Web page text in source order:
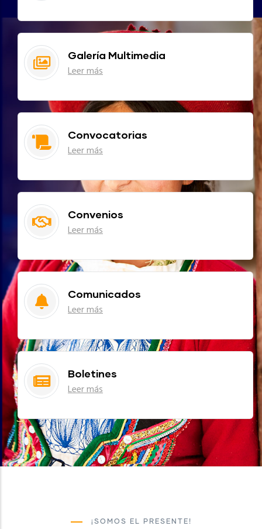
Galería Multimedia
Leer más
Convocatorias
Leer más
Convenios
Leer más
Comunicados
Leer más
Boletines
Leer más
¡SOMOS EL PRESENTE!